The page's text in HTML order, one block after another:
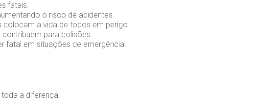
fatais.
o risco de acidentes.
colocam a vida de todos em perigo.
para colisões.
fatal em situações de emergência.
a diferença: